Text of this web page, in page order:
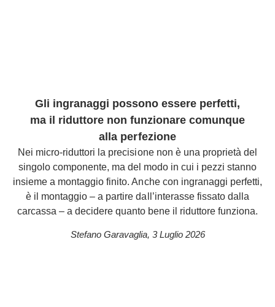
Gli ingranaggi possono essere perfetti,
ma il riduttore non funzionare comunque
alla perfezione
Nei micro-riduttori la precisione non è una proprietà del
singolo componente, ma del modo in cui i pezzi stanno
insieme a montaggio finito. Anche con ingranaggi perfetti,
è il montaggio – a partire dall’interasse fissato dalla
carcassa – a decidere quanto bene il riduttore funziona.
Stefano Garavaglia, 3 Luglio 2026